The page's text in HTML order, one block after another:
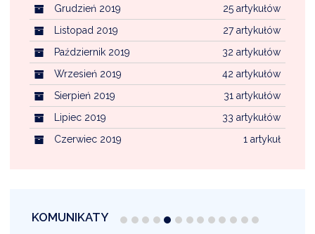
25 artykułów
Grudzień 2019
27 artykułów
Listopad 2019
32 artykułów
Październik 2019
42 artykułów
Wrzesień 2019
31 artykułów
Sierpień 2019
33 artykułów
Lipiec 2019
1 artykuł
Czerwiec 2019
KOMUNIKATY